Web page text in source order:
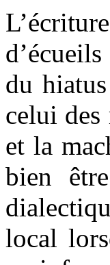
du
celui des
et la
bien
local